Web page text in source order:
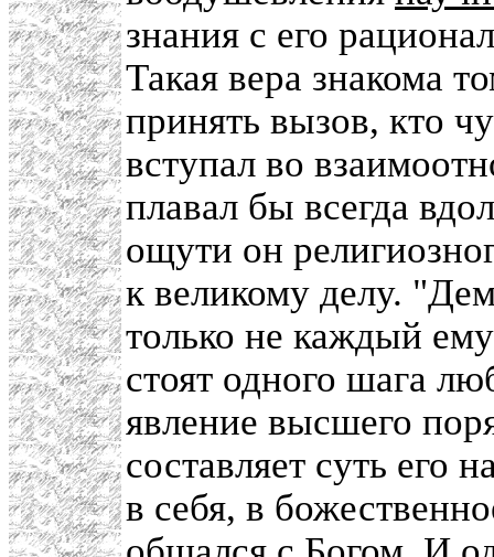
знания с его
Такая вера знакома
принять вызов, кто
вступал во
плавал бы всегда
ощути он
к великому делу.
только не каждый
стоят одного шага
явление высшего
составляет суть его
в себя, в